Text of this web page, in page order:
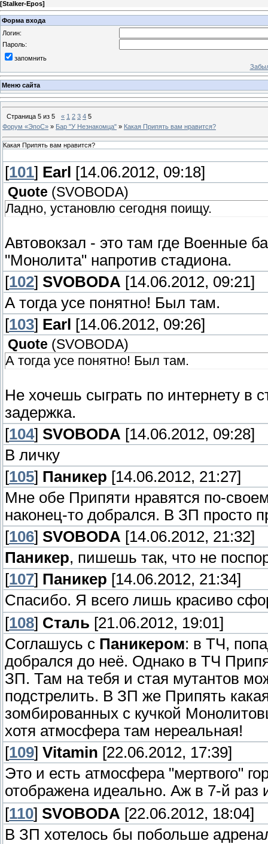
[Stalker-Epos]
Форма входа
Логин:
Пароль:
запомнить
Меню сайта
Страница 5 из 5 « 1 2 3 4 5
Форум «ЭпоС» » Бар "У Незнакомца" » Какая Припять вам нравится?
Какая Припять вам нравится?
[101] Earl [14.06.2012, 09:18]
Quote (SVOBODA)
Ладно, установлю сегодня поищу.
Автовокзал - это там где Военные
"Монолита" напротив стадиона.
[102] SVOBODA [14.06.2012, 09:21]
А тогда усе понятно! Был там.
[103] Earl [14.06.2012, 09:26]
Quote (SVOBODA)
А тогда усе понятно! Был там.
Не хочешь сыграть по интернету в
задержка.
[104] SVOBODA [14.06.2012, 09:28]
В личку
[105] Паникер [14.06.2012, 21:27]
Мне обе Припяти нравятся по-
наконец-то добрался. В ЗП просто
[106] SVOBODA [14.06.2012, 21:32]
Паникер, пишешь так, что не
[107] Паникер [14.06.2012, 21:34]
Спасибо. Я всего лишь красиво
[108] Сталь [21.06.2012, 19:01]
Соглашусь с Паникером: в ТЧ,
добрался до неё. Однако в ТЧ
ЗП. Там на тебя и стая мутантов
подстрелить. В ЗП же Припять
зомбированных с кучкой
хотя атмосфера там нереальная!
[109] Vitamin [22.06.2012, 17:39]
Это и есть атмосфера "мертвого"
отображена идеально. Аж в 7-й раз
[110] SVOBODA [22.06.2012, 18:04]
В ЗП хотелось бы побольше